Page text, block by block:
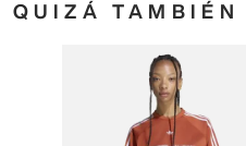
QUIZÁ TAMBIÉN